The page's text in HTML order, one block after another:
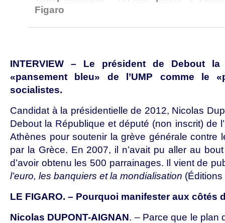
Figaro
INTERVIEW – Le président de Debout
«pansement bleu» de l’UMP comme le
socialistes.
Candidat à la présidentielle de 2012, Nicolas
Debout la République et député (non inscrit) de
Athènes pour soutenir la grève générale contre
par la Grèce. En 2007, il n’avait pu aller au
d’avoir obtenu les 500 parrainages. Il vient de
l’euro, les banquiers et la mondialisation
LE FIGARO. – Pourquoi manifester aux côtés
Nicolas DUPONT-AIGNAN. – Parce que le plan